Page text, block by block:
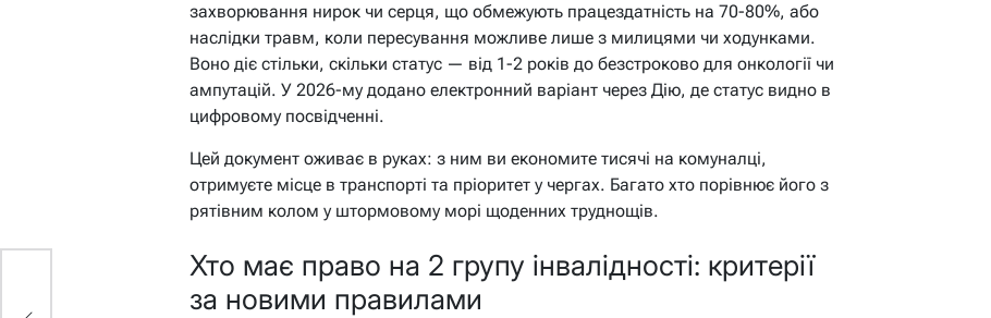
захворювання нирок чи серця, що обмежують працездатність на 70-80%, або
наслідки травм, коли пересування можливе лише з милицями чи ходунками.
Воно діє стільки, скільки статус — від 1-2 років до безстроково для онкології чи
ампутацій. У 2026-му додано електронний варіант через Дію, де статус видно в
цифровому посвідченні.
Цей документ оживає в руках: з ним ви економите тисячі на комуналці,
отримуєте місце в транспорті та пріоритет у чергах. Багато хто порівнює його з
рятівним колом у штормовому морі щоденних труднощів.
Хто має право на 2 групу інвалідності: критерії
за новими правилами